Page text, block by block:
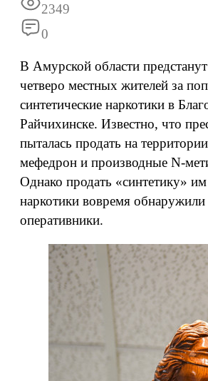
2349
0
В Амурской области
четверо местных жителей за
синтетические наркотики в
Райчихинске. Известно, что
пыталась продать на
мефедрон и производные N-
Однако продать «синтетику»
наркотики вовремя
оперативники.